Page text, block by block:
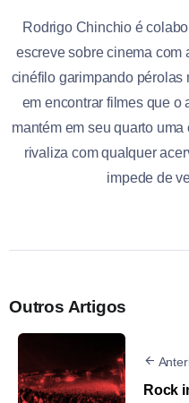
Rodrigo Chinchio é
escreve sobre cinema com
cinéfilo garimpando
em encontrar filmes que o
mantém em seu quarto
rivaliza com qualquer
impede de
Outros Artigos
Rock